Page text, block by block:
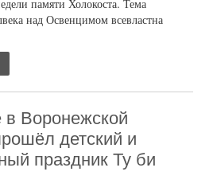
памяти Холокоста. Тема
над Освенцимом всевластна
в Воронежской
детский и
праздник Ту би